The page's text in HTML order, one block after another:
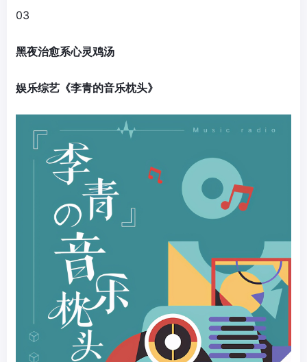
03
黑夜治愈系心灵鸡汤
娱乐综艺《李青的音乐枕头》